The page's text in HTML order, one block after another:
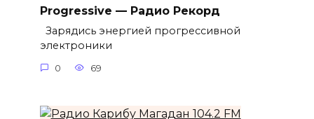
Progressive — Радио Рекорд
Зарядись энергией прогрессивной
электроники
0 69